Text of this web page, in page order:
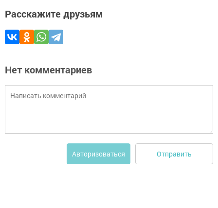
Расскажите друзьям
Нет комментариев
Авторизоваться Отправить